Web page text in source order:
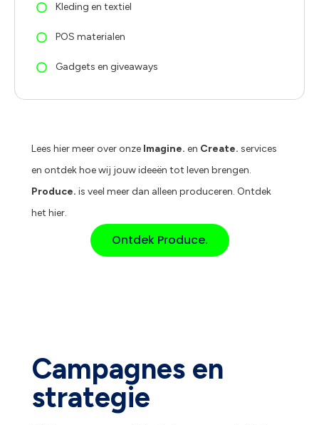
Kleding en textiel
POS materialen
Gadgets en giveaways
Lees hier meer over onze Imagine. en Create. services
en ontdek hoe wij jouw ideeën tot leven brengen.
Produce. is veel meer dan alleen produceren. Ontdek
het hier.
Ontdek Produce.
Campagnes en
strategie